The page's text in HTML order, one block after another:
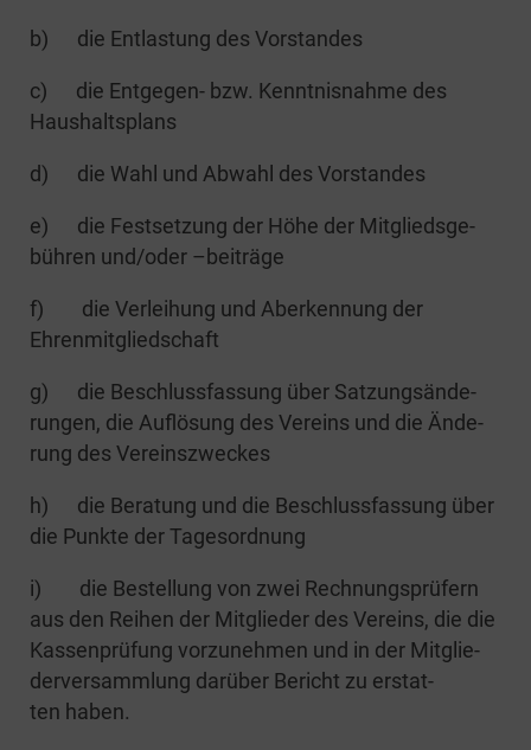
b) die Ent­las­tung des Vorstandes
c) die Ent­­ge­­gen- bzw. Kennt­nis­nah­me des
Haushaltsplans
d) die Wahl und Abwahl des Vorstandes
e) die Fest­set­zung der Höhe der Mit­glieds­ge­
büh­ren und/oder –bei­trä­ge
f) die Ver­lei­hung und Aberken­nung der
Ehrenmitgliedschaft
g) die Beschluss­fas­sung über Sat­zungs­än­de­
run­gen, die Auf­lö­sung des Ver­eins und die Ände­
rung des Vereinszweckes
h) die Bera­tung und die Beschluss­fas­sung über
die Punk­te der Tagesordnung
i) die Bestel­lung von zwei Rech­nungs­prü­fern
aus den Rei­hen der Mit­glie­der des Ver­eins, die die
Kas­sen­prü­fung vor­zu­neh­men und in der Mit­glie­
der­ver­samm­lung dar­über Bericht zu erstat­
ten haben.